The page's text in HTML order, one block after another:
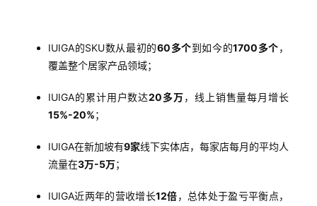
IUIGA的SKU数从最初的60多个到如今的1700多个，
覆盖整个居家产品领域；
IUIGA的累计用户数达20多万，线上销售量每月增长
15%-20%；
IUIGA在新加坡有9家线下实体店，每家店每月的平均人
流量在3万-5万；
IUIGA近两年的营收增长12倍，总体处于盈亏平衡点，